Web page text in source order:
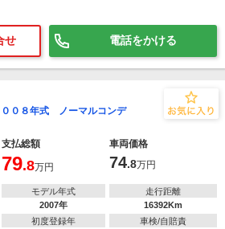
せ 電話をかける
０８年式 ノーマルコンデ
支払総額
車両価格
79.8万円 74.8万円
モデル年式
2007年
走行距離
16392Km
初度登録年
車検/自賠責